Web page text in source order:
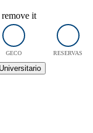
it
GECO RESERVAS